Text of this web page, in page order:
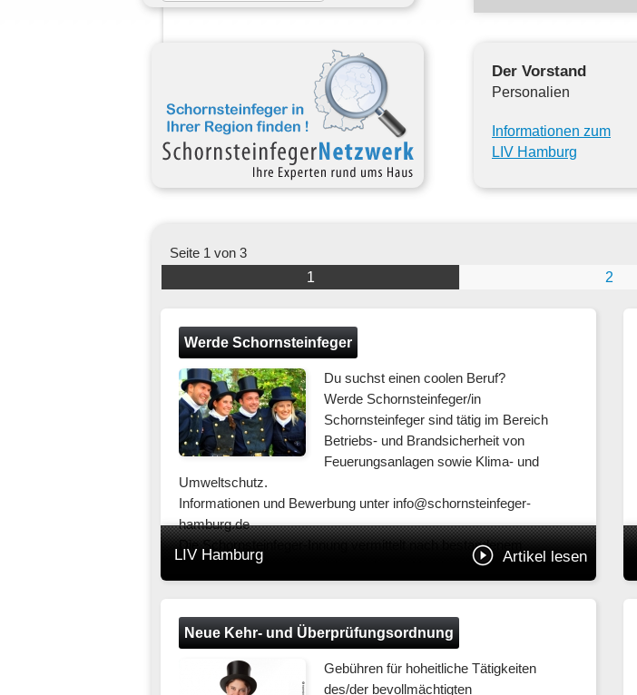
Der Vorstand
Personalien
Informationen zum
LIV Hamburg
Seite 1 von 3
1 2
LIV Hamburg Artikel lesen
Werde Schornsteinfeger
Du suchst einen coolen Beruf?
Werde Schornsteinfeger/in
Schornsteinfeger sind tätig im Bereich
Betriebs- und Brandsicherheit von
Feuerungsanlagen sowie Klima- und
Umweltschutz.
Informationen und Bewerbung unter info@schornsteinfeger-
hamburg.de
Die Schornsteinfeger-Innung vermittelt nach bestandenem
Eignungstest einen Ausbildungsplatz in Hamburg.
Neue Kehr- und Überprüfungsordnung
Gebühren für hoheitliche Tätigkeiten
des/der bevollmächtigten